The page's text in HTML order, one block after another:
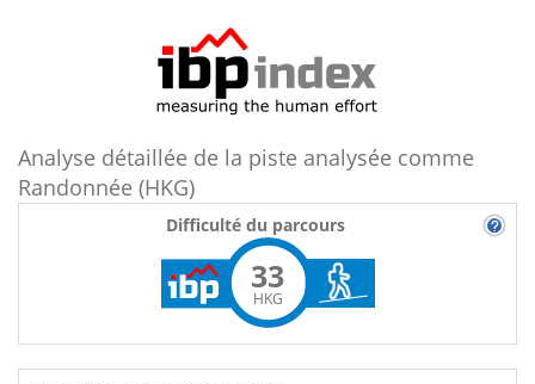
Analyse détaillée de la piste analysée comme
Randonnée (HKG)
Difficulté du parcours
33
HKG